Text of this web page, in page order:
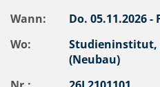
Wann: Do. 05.11.2026 -
Wo:
Studieninstitut,
(Neubau)